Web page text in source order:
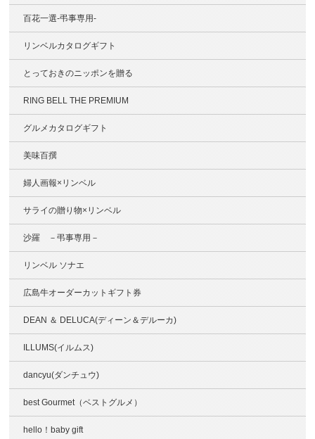
百花一選-弔事専用-
リンベルカタログギフト
とっておきのニッポンを贈る
RING BELL THE PREMIUM
グルメカタログギフト
美味百撰
婦人画報×リンベル
サライの贈り物×リンベル
沙羅 －弔事専用－
リンベル ソナエ
広島牛オーダーカットギフト券
DEAN ＆ DELUCA(ディーン＆デルーカ)
ILLUMS(イルムス)
dancyu(ダンチュウ)
best Gourmet（ベストグルメ）
hello！baby gift